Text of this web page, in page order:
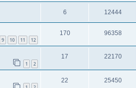
6 12444
9 10 11 12
170 96358
1 2
17 22170
22 25450